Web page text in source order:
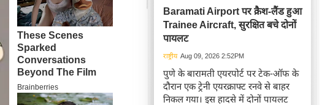
Baramati Airport पर क्रैश-लैंड हुआ
Trainee Aircraft, सुरक्षित बचे दोनों
पायलट
राष्ट्रीय Aug 09, 2026 2:52PM
पुणे के बारामती एयरपोर्ट पर टेक-ऑफ के
दौरान एक ट्रेनी एयरक्राफ्ट रनवे से बाहर
निकल गया। इस हादसे में दोनों पायलट